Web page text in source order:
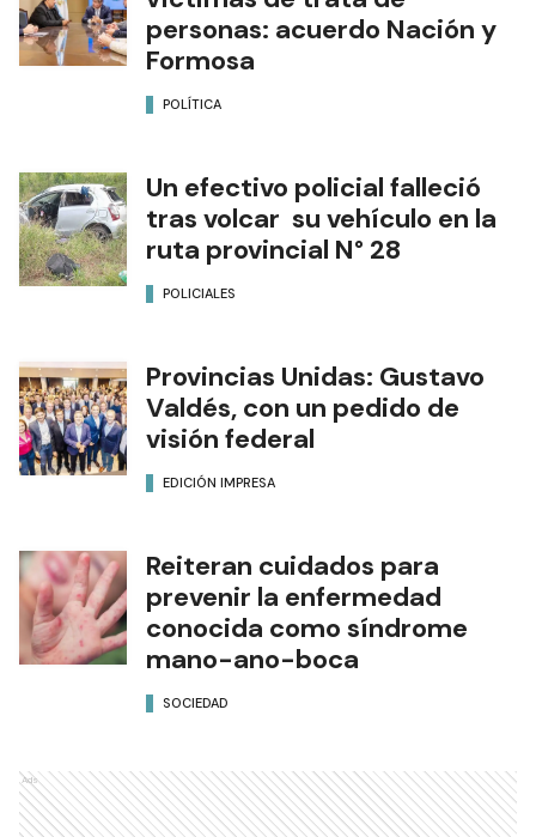
personas: acuerdo Nación y
Formosa
POLÍTICA
Un efectivo policial falleció
tras volcar su vehículo en la
ruta provincial N° 28
POLICIALES
Provincias Unidas: Gustavo
Valdés, con un pedido de
visión federal
EDICIÓN IMPRESA
Reiteran cuidados para
prevenir la enfermedad
conocida como síndrome
mano-ano-boca
SOCIEDAD
Ads